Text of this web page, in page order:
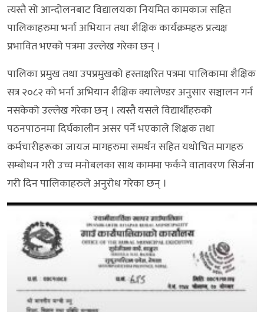
त्यस्तै सो आन्दोलनबाट विद्यालयका नियमित कामकाज सहित
पालिकाहरुमा भर्ना अभियान तथा शैक्षिक कार्यक्रमहरु प्रत्यक्ष
प्रभावित भएको पत्रमा उल्लेख गरेका छन् ।
पालिका प्रमुख तथा उपप्रमुखको हस्ताक्षरित पत्रमा पालिकामा शैक्षिक
सत्र २०८२ को भर्ना अभियान शैक्षिक क्यालेण्डर अनुसार सञ्चालन गर्न
नसकेको उल्लेख गरेका छन् । त्यस्तै यसले विद्यार्थीहरुको
पठनपाठनमा दिर्घकालीन असर पर्ने भएकाले शिक्षक तथा
कर्मचारीहरूका जायज मागहरुमा समर्थन सहित यथोचित मागहरु
सम्बोधन गरी उच्च मनोबलका साथ काममा फर्कने वातावरण सिर्जना
गरी दिन पालिकाहरुले अनुरोध गरेका छन् ।